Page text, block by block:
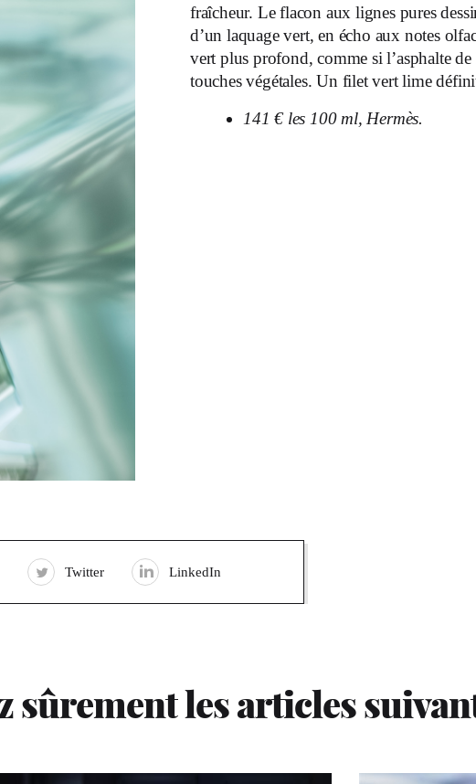
fraîcheur. Le flacon aux lignes pures
d’un laquage vert, en écho aux notes
vert plus profond, comme si l’asphalte
touches végétales. Un filet vert lime
141 € les 100 ml, Hermès.
Twitter LinkedIn
sûrement les articles